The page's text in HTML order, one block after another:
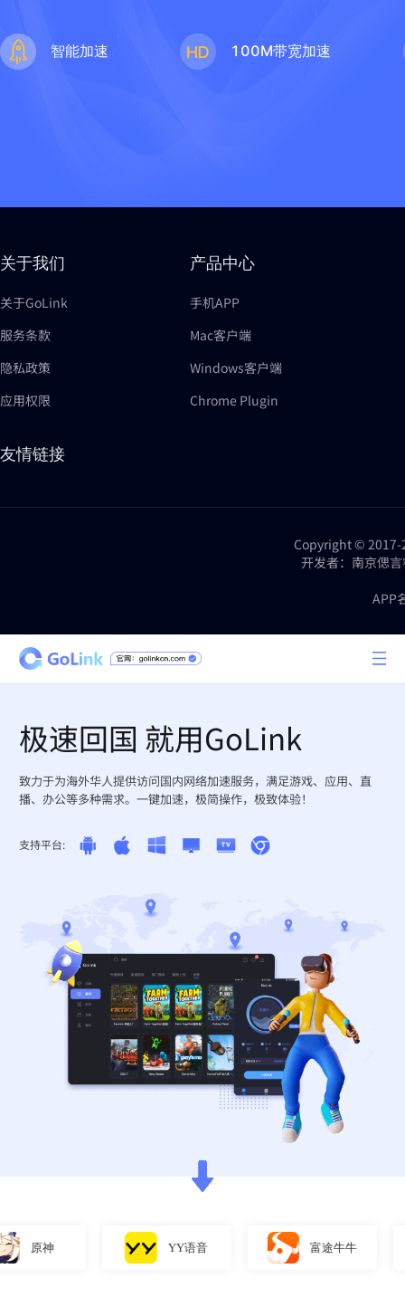
智能加速 100M带宽加速
关于我们
关于GoLink
服务条款
隐私政策
应用权限
产品中心
手机APP
Mac客户端
Windows客户端
Chrome Plugin
友情链接
Copyright © 2017-
开发者：南京偲
APP
极速回国 就用GoLink
致力于为海外华人提供访问国内网络加速服务，满足游戏、应用、直
播、办公等多种需求。一键加速，极简操作，极致体验！
支持平台:
YY语音 富途牛牛